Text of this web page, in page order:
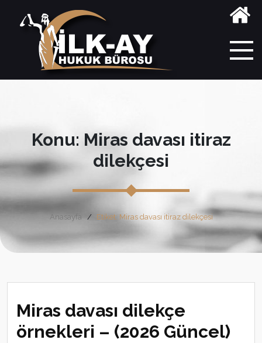
Konu: Miras davası itiraz
dilekçesi
Anasayfa Etiket: Miras davası itiraz dilekçesi
Miras davası dilekçe
örnekleri – (2026 Güncel)